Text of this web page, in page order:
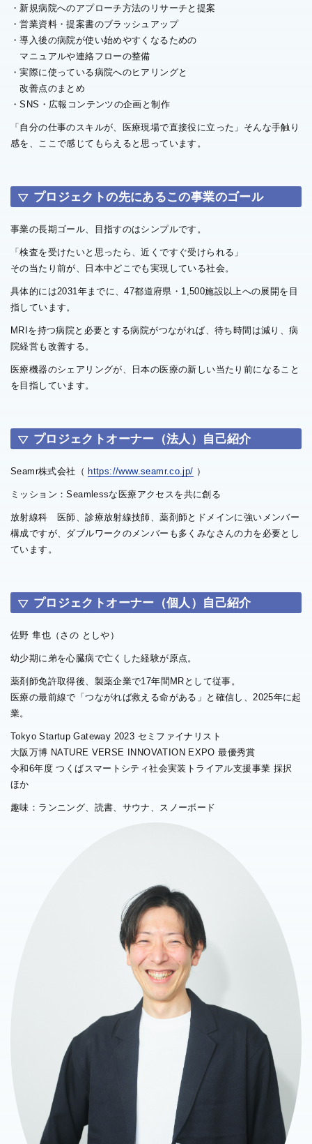
・新規病院へのアプローチ方法のリサーチと提案
・営業資料・提案書のブラッシュアップ
・導入後の病院が使い始めやすくなるための
マニュアルや連絡フローの整備
・実際に使っている病院へのヒアリングと
改善点のまとめ
・SNS・広報コンテンツの企画と制作
「自分の仕事のスキルが、医療現場で直接役に立った」そんな手触り
感を、ここで感じてもらえると思っています。
プロジェクトの先にあるこの事業のゴール
事業の長期ゴール、目指すのはシンプルです。
「検査を受けたいと思ったら、近くですぐ受けられる」
その当たり前が、日本中どこでも実現している社会。
具体的には2031年までに、47都道府県・1,500施設以上への展開を目
指しています。
MRIを持つ病院と必要とする病院がつながれば、待ち時間は減り、病
院経営も改善する。
医療機器のシェアリングが、日本の医療の新しい当たり前になること
を目指しています。
プロジェクトオーナー（法人）自己紹介
Seamr株式会社（ https://www.seamr.co.jp/ ）
ミッション：Seamlessな医療アクセスを共に創る
放射線科 医師、診療放射線技師、薬剤師とドメインに強いメンバー
構成ですが、ダブルワークのメンバーも多くみなさんの力を必要とし
ています。
プロジェクトオーナー（個人）自己紹介
佐野 隼也（さの としや）
幼少期に弟を心臓病で亡くした経験が原点。
薬剤師免許取得後、製薬企業で17年間MRとして従事。
医療の最前線で「つながれば救える命がある」と確信し、2025年に起
業。
Tokyo Startup Gateway 2023 セミファイナリスト
大阪万博 NATURE VERSE INNOVATION EXPO 最優秀賞
令和6年度 つくばスマートシティ社会実装トライアル支援事業 採択
ほか
趣味：ランニング、読書、サウナ、スノーボード